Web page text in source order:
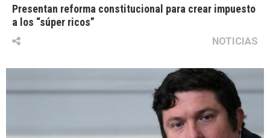
Presentan reforma constitucional para crear impuesto
a los “súper ricos”
NOTICIAS